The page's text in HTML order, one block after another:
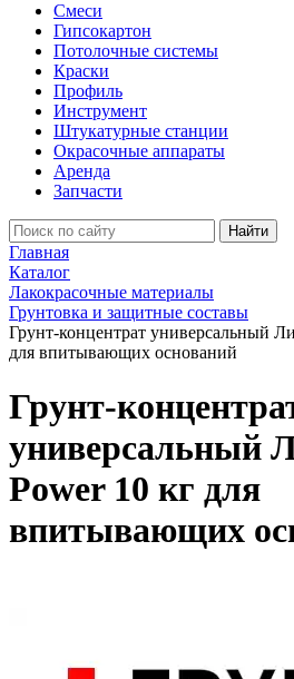
Смеси
Гипсокартон
Потолочные системы
Краски
Профиль
Инструмент
Штукатурные станции
Окрасочные аппараты
Аренда
Запчасти
Найти
Главная
Каталог
Лакокрасочные материалы
Грунтовка и защитные составы
Грунт-концентрат универсальный
для впитывающих оснований
Грунт-
универсальный
Power 10 кг для
впитывающих